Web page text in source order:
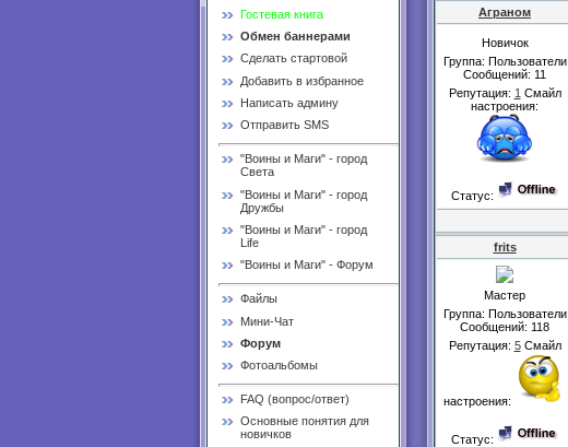
Гостевая книга
Обмен баннерами
Сделать стартовой
Добавить в избранное
Написать админу
Отправить SMS
"Воины и Маги" - город
Света
"Воины и Маги" - город
Дружбы
"Воины и Маги" - город
Life
"Воины и Маги" - Форум
Файлы
Мини-Чат
Форум
Фотоальбомы
FAQ (вопрос/ответ)
Основные понятия для
новичков
Аграном
Новичок
Группа: Пользователи
Сообщений: 11
Репутация: 1 Смайл
настроения:
Статус:
frits
Мастер
Группа: Пользователи
Сообщений: 118
Репутация: 5 Смайл
настроения:
Статус: